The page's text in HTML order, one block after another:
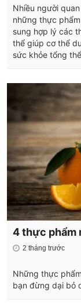
Nhiều người
những thực
sung hợp lý các
thể giúp cơ thể
sức khỏe tổng
4 thực phẩm
2 tháng trước
Những thực
bạn đừng dại bỏ